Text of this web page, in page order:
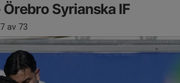
Syrianska IF
av 73